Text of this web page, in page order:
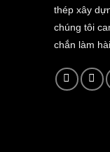
thép xây
chúng tôi
chắn làm